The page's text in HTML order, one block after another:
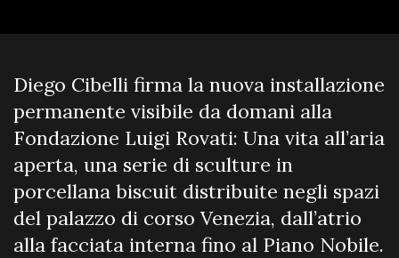
Diego Cibelli firma la nuova installazione
permanente visibile da domani alla
Fondazione Luigi Rovati: Una vita all’aria
aperta, una serie di sculture in
porcellana biscuit distribuite negli spazi
del palazzo di corso Venezia, dall’atrio
alla facciata interna fino al Piano Nobile.